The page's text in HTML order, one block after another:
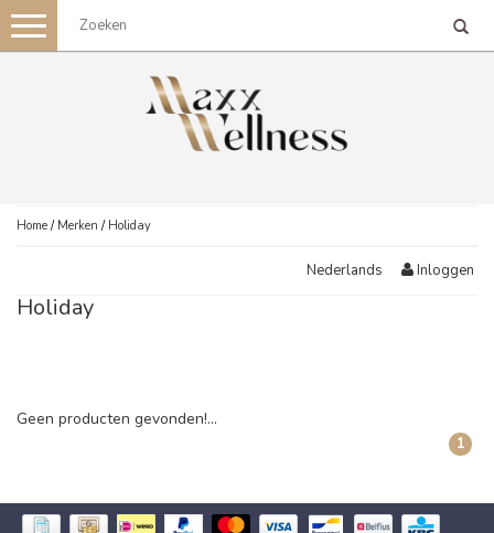
Toggle
navigation
Home / Merken / Holiday
Nederlands Inloggen
Holiday
Geen producten gevonden!...
1